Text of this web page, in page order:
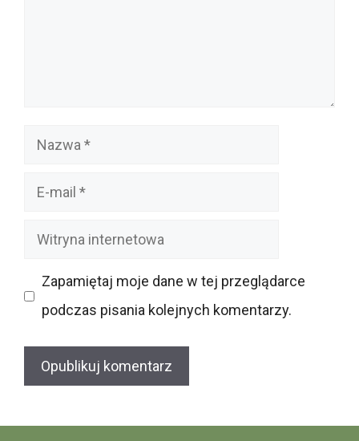
Nazwa
Witryna
Zapamiętaj moje dane w tej przeglądarce
podczas pisania kolejnych komentarzy.